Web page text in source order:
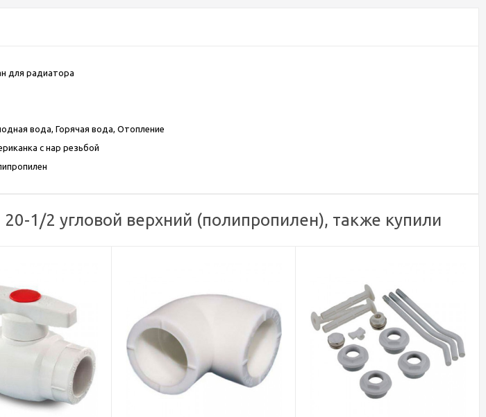
для радиатора
вода, Горячая вода, Отопление
с нар резьбой
1/2 угловой верхний (полипропилен), также купили